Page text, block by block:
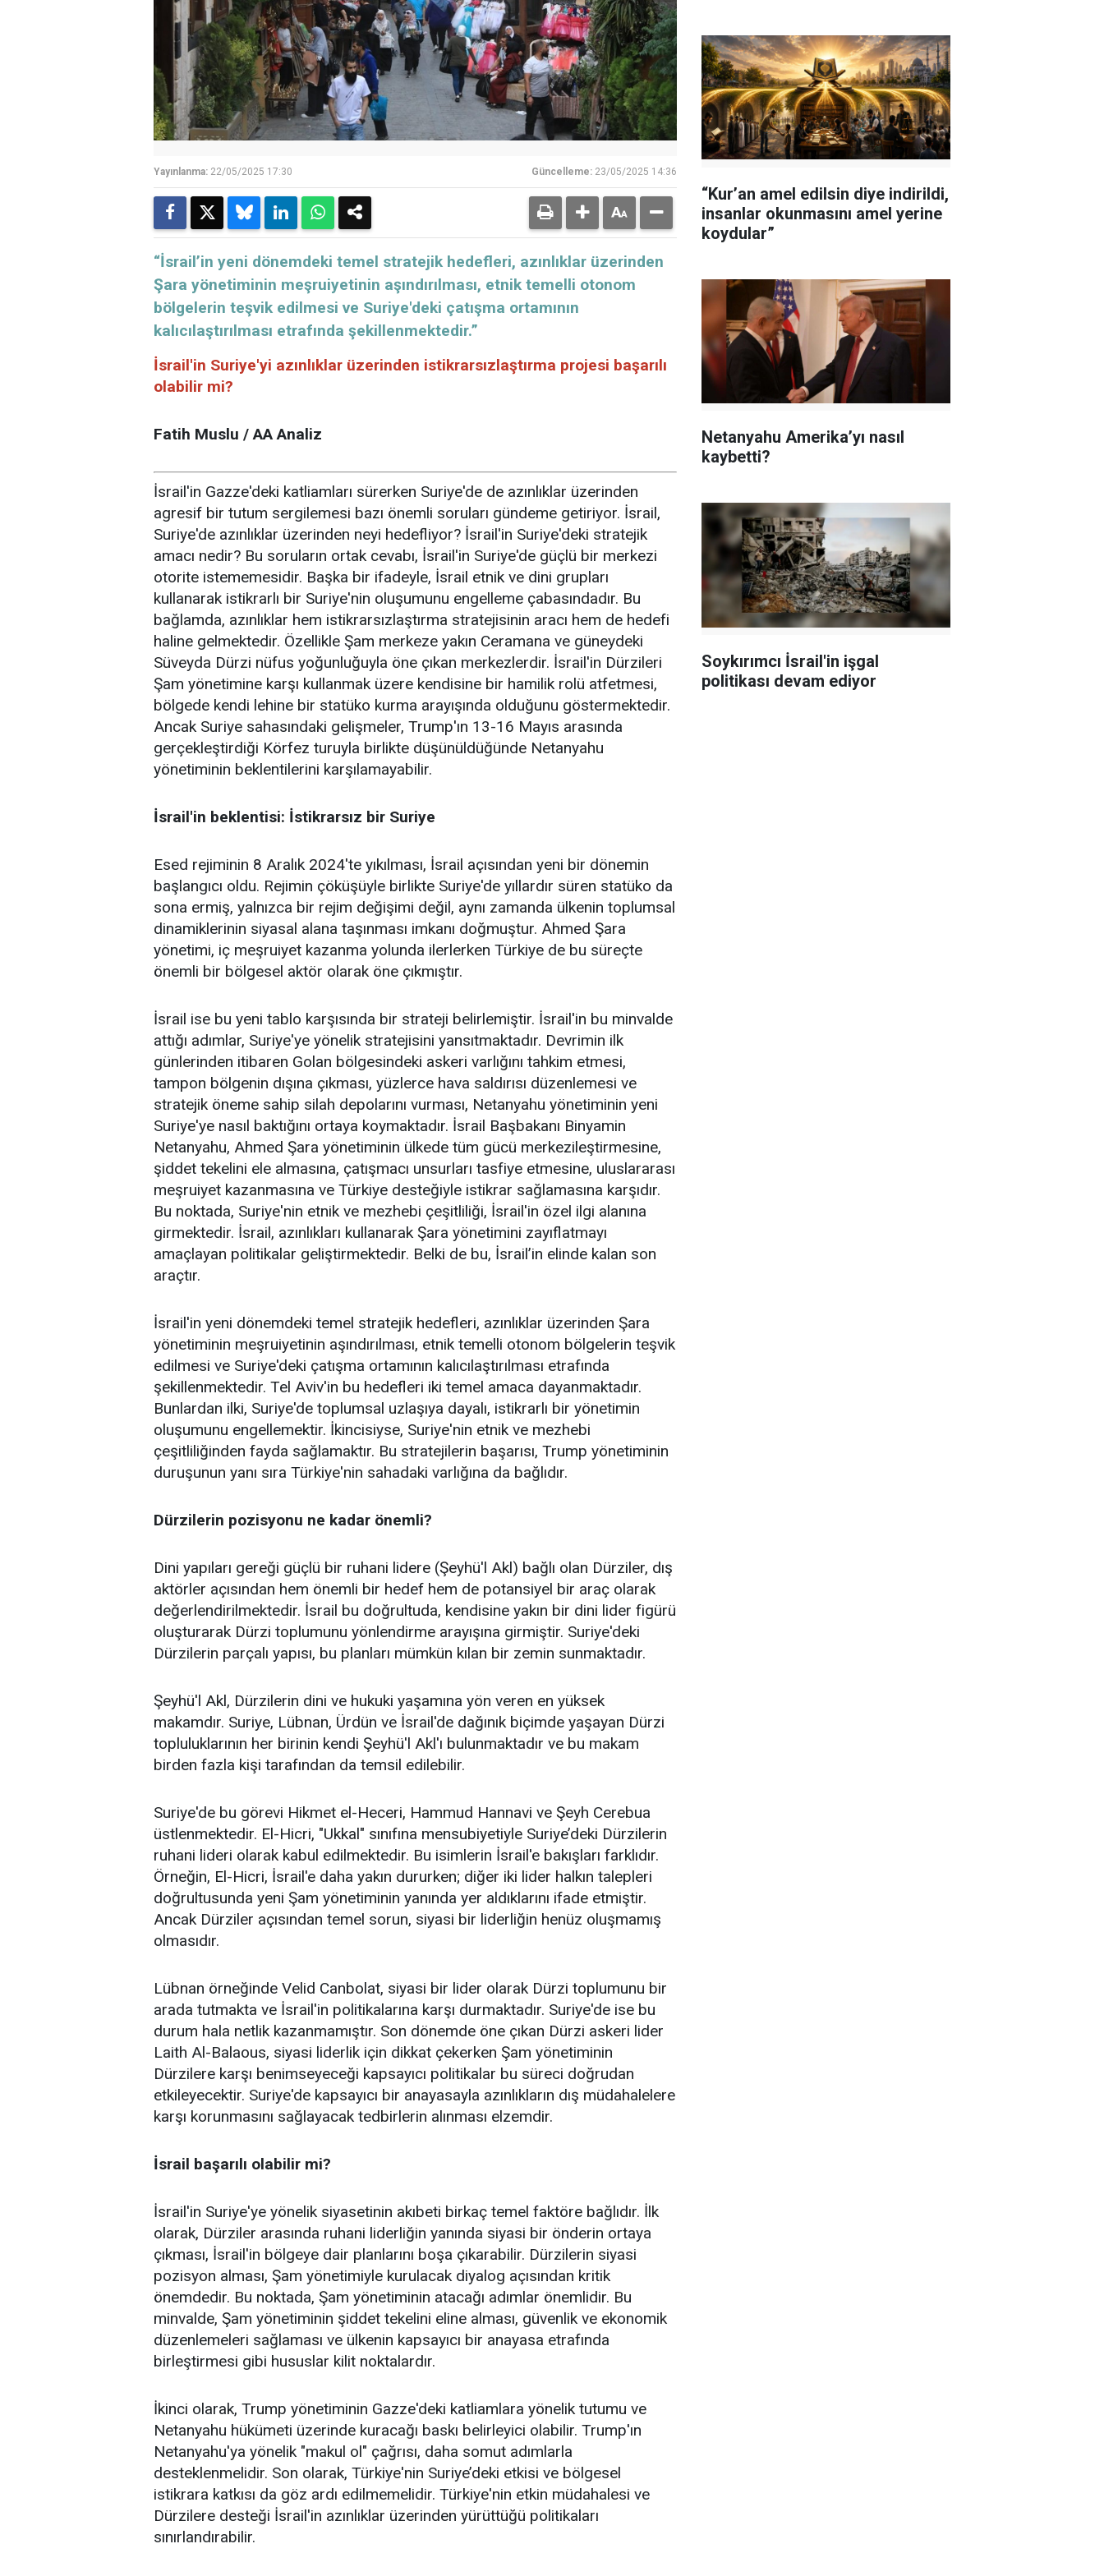
Yayınlanma: 22/05/2025 17:30 Güncelleme: 23/05/2025 14:36
“İsrail’in yeni dönemdeki temel stratejik hedefleri, azınlıklar üzerinden
Şara yönetiminin meşruiyetinin aşındırılması, etnik temelli otonom
bölgelerin teşvik edilmesi ve Suriye'deki çatışma ortamının
kalıcılaştırılması etrafında şekillenmektedir.”
İsrail'in Suriye'yi azınlıklar üzerinden istikrarsızlaştırma projesi başarılı
olabilir mi?
Fatih Muslu / AA Analiz
İsrail'in Gazze'deki katliamları sürerken Suriye'de de azınlıklar üzerinden
agresif bir tutum sergilemesi bazı önemli soruları gündeme getiriyor. İsrail,
Suriye'de azınlıklar üzerinden neyi hedefliyor? İsrail'in Suriye'deki stratejik
amacı nedir? Bu soruların ortak cevabı, İsrail'in Suriye'de güçlü bir merkezi
otorite istememesidir. Başka bir ifadeyle, İsrail etnik ve dini grupları
kullanarak istikrarlı bir Suriye'nin oluşumunu engelleme çabasındadır. Bu
bağlamda, azınlıklar hem istikrarsızlaştırma stratejisinin aracı hem de hedefi
haline gelmektedir. Özellikle Şam merkeze yakın Ceramana ve güneydeki
Süveyda Dürzi nüfus yoğunluğuyla öne çıkan merkezlerdir. İsrail'in Dürzileri
Şam yönetimine karşı kullanmak üzere kendisine bir hamilik rolü atfetmesi,
bölgede kendi lehine bir statüko kurma arayışında olduğunu göstermektedir.
Ancak Suriye sahasındaki gelişmeler, Trump'ın 13-16 Mayıs arasında
gerçekleştirdiği Körfez turuyla birlikte düşünüldüğünde Netanyahu
yönetiminin beklentilerini karşılamayabilir.
İsrail'in beklentisi: İstikrarsız bir Suriye
Esed rejiminin 8 Aralık 2024'te yıkılması, İsrail açısından yeni bir dönemin
başlangıcı oldu. Rejimin çöküşüyle birlikte Suriye'de yıllardır süren statüko da
sona ermiş, yalnızca bir rejim değişimi değil, aynı zamanda ülkenin toplumsal
dinamiklerinin siyasal alana taşınması imkanı doğmuştur. Ahmed Şara
yönetimi, iç meşruiyet kazanma yolunda ilerlerken Türkiye de bu süreçte
önemli bir bölgesel aktör olarak öne çıkmıştır.
İsrail ise bu yeni tablo karşısında bir strateji belirlemiştir. İsrail'in bu minvalde
attığı adımlar, Suriye'ye yönelik stratejisini yansıtmaktadır. Devrimin ilk
günlerinden itibaren Golan bölgesindeki askeri varlığını tahkim etmesi,
tampon bölgenin dışına çıkması, yüzlerce hava saldırısı düzenlemesi ve
stratejik öneme sahip silah depolarını vurması, Netanyahu yönetiminin yeni
Suriye'ye nasıl baktığını ortaya koymaktadır. İsrail Başbakanı Binyamin
Netanyahu, Ahmed Şara yönetiminin ülkede tüm gücü merkezileştirmesine,
şiddet tekelini ele almasına, çatışmacı unsurları tasfiye etmesine, uluslararası
meşruiyet kazanmasına ve Türkiye desteğiyle istikrar sağlamasına karşıdır.
Bu noktada, Suriye'nin etnik ve mezhebi çeşitliliği, İsrail'in özel ilgi alanına
girmektedir. İsrail, azınlıkları kullanarak Şara yönetimini zayıflatmayı
amaçlayan politikalar geliştirmektedir. Belki de bu, İsrail’in elinde kalan son
araçtır.
İsrail'in yeni dönemdeki temel stratejik hedefleri, azınlıklar üzerinden Şara
yönetiminin meşruiyetinin aşındırılması, etnik temelli otonom bölgelerin teşvik
edilmesi ve Suriye'deki çatışma ortamının kalıcılaştırılması etrafında
şekillenmektedir. Tel Aviv'in bu hedefleri iki temel amaca dayanmaktadır.
Bunlardan ilki, Suriye'de toplumsal uzlaşıya dayalı, istikrarlı bir yönetimin
oluşumunu engellemektir. İkincisiyse, Suriye'nin etnik ve mezhebi
çeşitliliğinden fayda sağlamaktır. Bu stratejilerin başarısı, Trump yönetiminin
duruşunun yanı sıra Türkiye'nin sahadaki varlığına da bağlıdır.
Dürzilerin pozisyonu ne kadar önemli?
Dini yapıları gereği güçlü bir ruhani lidere (Şeyhü'l Akl) bağlı olan Dürziler, dış
aktörler açısından hem önemli bir hedef hem de potansiyel bir araç olarak
değerlendirilmektedir. İsrail bu doğrultuda, kendisine yakın bir dini lider figürü
oluşturarak Dürzi toplumunu yönlendirme arayışına girmiştir. Suriye'deki
Dürzilerin parçalı yapısı, bu planları mümkün kılan bir zemin sunmaktadır.
Şeyhü'l Akl, Dürzilerin dini ve hukuki yaşamına yön veren en yüksek
makamdır. Suriye, Lübnan, Ürdün ve İsrail'de dağınık biçimde yaşayan Dürzi
topluluklarının her birinin kendi Şeyhü'l Akl'ı bulunmaktadır ve bu makam
birden fazla kişi tarafından da temsil edilebilir.
Suriye'de bu görevi Hikmet el-Heceri, Hammud Hannavi ve Şeyh Cerebua
üstlenmektedir. El-Hicri, "Ukkal" sınıfına mensubiyetiyle Suriye’deki Dürzilerin
ruhani lideri olarak kabul edilmektedir. Bu isimlerin İsrail'e bakışları farklıdır.
Örneğin, El-Hicri, İsrail'e daha yakın dururken; diğer iki lider halkın talepleri
doğrultusunda yeni Şam yönetiminin yanında yer aldıklarını ifade etmiştir.
Ancak Dürziler açısından temel sorun, siyasi bir liderliğin henüz oluşmamış
olmasıdır.
Lübnan örneğinde Velid Canbolat, siyasi bir lider olarak Dürzi toplumunu bir
arada tutmakta ve İsrail'in politikalarına karşı durmaktadır. Suriye'de ise bu
durum hala netlik kazanmamıştır. Son dönemde öne çıkan Dürzi askeri lider
Laith Al-Balaous, siyasi liderlik için dikkat çekerken Şam yönetiminin
Dürzilere karşı benimseyeceği kapsayıcı politikalar bu süreci doğrudan
etkileyecektir. Suriye'de kapsayıcı bir anayasayla azınlıkların dış müdahalelere
karşı korunmasını sağlayacak tedbirlerin alınması elzemdir.
İsrail başarılı olabilir mi?
İsrail'in Suriye'ye yönelik siyasetinin akıbeti birkaç temel faktöre bağlıdır. İlk
olarak, Dürziler arasında ruhani liderliğin yanında siyasi bir önderin ortaya
çıkması, İsrail'in bölgeye dair planlarını boşa çıkarabilir. Dürzilerin siyasi
pozisyon alması, Şam yönetimiyle kurulacak diyalog açısından kritik
önemdedir. Bu noktada, Şam yönetiminin atacağı adımlar önemlidir. Bu
minvalde, Şam yönetiminin şiddet tekelini eline alması, güvenlik ve ekonomik
düzenlemeleri sağlaması ve ülkenin kapsayıcı bir anayasa etrafında
birleştirmesi gibi hususlar kilit noktalardır.
İkinci olarak, Trump yönetiminin Gazze'deki katliamlara yönelik tutumu ve
Netanyahu hükümeti üzerinde kuracağı baskı belirleyici olabilir. Trump'ın
Netanyahu'ya yönelik "makul ol" çağrısı, daha somut adımlarla
desteklenmelidir. Son olarak, Türkiye'nin Suriye’deki etkisi ve bölgesel
istikrara katkısı da göz ardı edilmemelidir. Türkiye'nin etkin müdahalesi ve
Dürzilere desteği İsrail'in azınlıklar üzerinden yürüttüğü politikaları
sınırlandırabilir.
“Kur’an amel edilsin diye indirildi,
insanlar okunmasını amel yerine
koydular”
Netanyahu Amerika’yı nasıl
kaybetti?
Soykırımcı İsrail'in işgal
politikası devam ediyor